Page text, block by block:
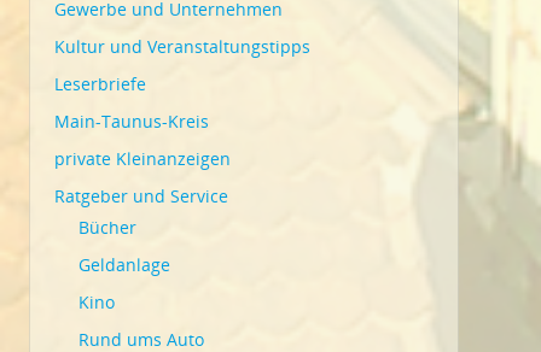
Gewerbe und Unternehmen
Kultur und Veranstaltungstipps
Leserbriefe
Main-Taunus-Kreis
private Kleinanzeigen
Ratgeber und Service
Bücher
Geldanlage
Kino
Rund ums Auto